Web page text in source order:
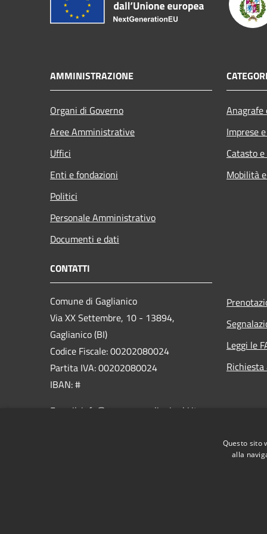
AMMINISTRAZIONE
Organi di Governo
Aree Amministrative
Uffici
Enti e fondazioni
Politici
Personale Amministrativo
Documenti e dati
Imprese
Catasto
Mobilità
CONTATTI
Comune di Gaglianico
Via XX Settembre, 10 - 13894,
Gaglianico (BI)
Codice Fiscale: 00202080024
Partita IVA: 00202080024
IBAN: #
E-mail: info@comune.gaglianico.bi.it
Leggi le
Questo sito
alla